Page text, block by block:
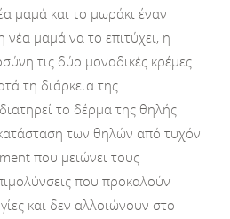
μαμά και το μωράκι έναν
μαμά να το επιτύχει, η
τις δύο μοναδικές κρέμες
τη διάρκεια της
το δέρμα της θηλής
των θηλών από τυχόν
που μειώνει τους
που προκαλούν
και δεν αλλοιώνουν στο